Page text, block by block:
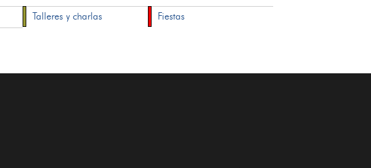
Talleres y charlas
Fiestas